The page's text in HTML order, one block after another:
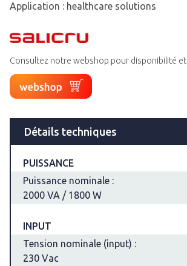
Application : healthcare solutions
Consultez notre webshop pour disponibilité
Détails techniques
PUISSANCE
Puissance nominale :
2000 VA / 1800 W
INPUT
Tension nominale (input) :
230 Vac